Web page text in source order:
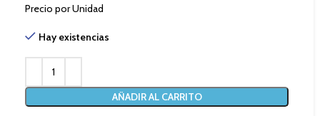
Precio por Unidad
Hay existencias
AÑADIR AL CARRITO